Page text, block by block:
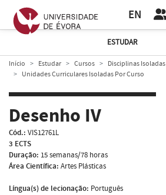
EN
ESTUDAR
Início Estudar Cursos
Disciplinas Isoladas
Unidades Curriculares Isoladas Por Curso
Desenho IV
Cód.: VIS12761L
3 ECTS
Duração: 15 semanas/78 horas
Área Científica: Artes Plásticas
Língua(s) de lecionação: Português